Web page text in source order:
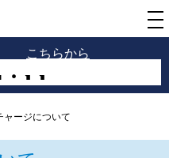
こちらから
ージについて